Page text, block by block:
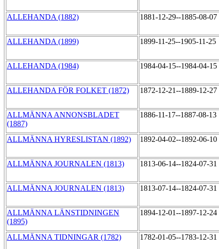
ALLEHANDA (1882) 1881-12-29--1885-08-07
ALLEHANDA (1899) 1899-11-25--1905-11-25
ALLEHANDA (1984) 1984-04-15--1984-04-15
ALLEHANDA FÖR FOLKET (1872) 1872-12-21--1889-12-27
ALLMÄNNA ANNONSBLADET
(1887)
1886-11-17--1887-08-13
ALLMÄNNA HYRESLISTAN (1892) 1892-04-02--1892-06-10
ALLMÄNNA JOURNALEN (1813) 1813-06-14--1824-07-31
ALLMÄNNA JOURNALEN (1813) 1813-07-14--1824-07-31
ALLMÄNNA LÄNSTIDNINGEN
(1895)
1894-12-01--1897-12-24
ALLMÄNNA TIDNINGAR (1782) 1782-01-05--1783-12-31